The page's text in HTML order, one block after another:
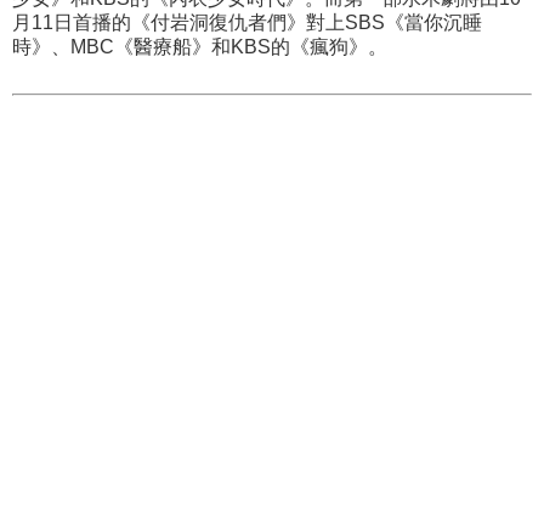
月11日首播的《付岩洞復仇者們》對上SBS《當你沉睡
時》、MBC《醫療船》和KBS的《瘋狗》。